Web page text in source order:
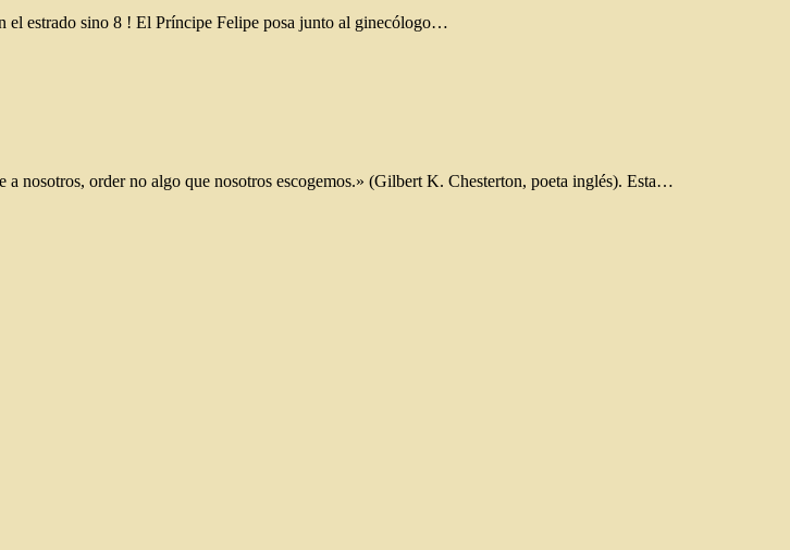
el estrado sino 8 ! El Príncipe Felipe posa junto al ginecólogo…
a nosotros, order no algo que nosotros escogemos.» (Gilbert K. Chesterton, poeta inglés). Esta…